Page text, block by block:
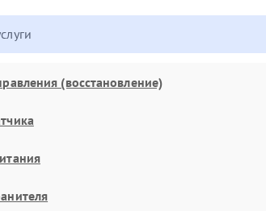
(восстановление)